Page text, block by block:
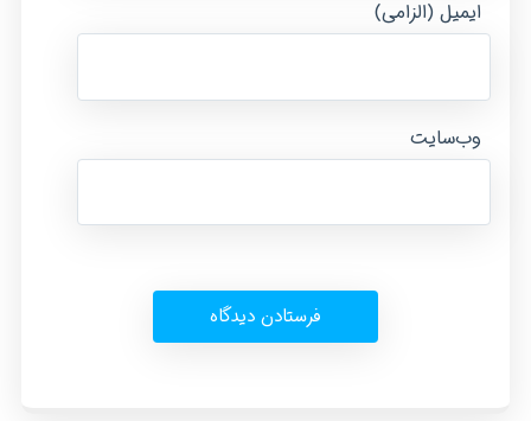
ایمیل (الزامی)
وب‌سایت